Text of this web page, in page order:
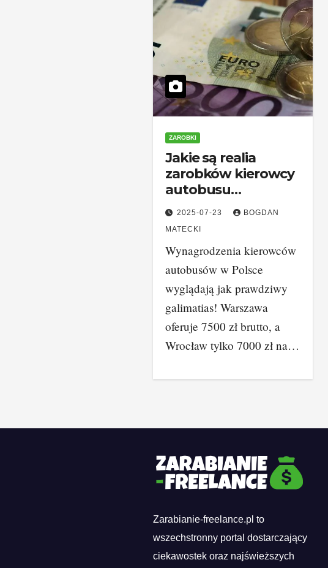
ZAROBKI
Jakie są realia
zarobków kierowcy
autobusu
miejskiego?
2025-07-23
BOGDAN
MATECKI
Wynagrodzenia kierowców
autobusów w Polsce
wyglądają jak prawdziwy
galimatias! Warszawa
oferuje 7500 zł brutto, a
Wrocław tylko 7000 zł na…
Zarabianie-freelance.pl to
wszechstronny portal dostarczający
ciekawostek oraz najświeższych